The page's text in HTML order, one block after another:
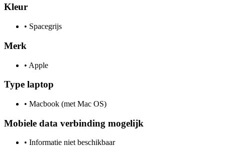
Kleur
• Spacegrijs
Merk
• Apple
Type laptop
• Macbook (met Mac OS)
Mobiele data verbinding mogelijk
• Informatie niet beschikbaar